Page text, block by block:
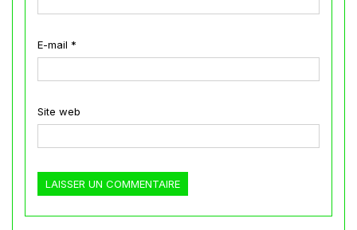
E-mail *
Site web